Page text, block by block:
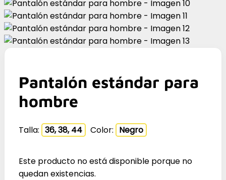
Pantalón estándar para
hombre
Talla: 36, 38, 44 Color: Negro
Este producto no está disponible porque no
quedan existencias.